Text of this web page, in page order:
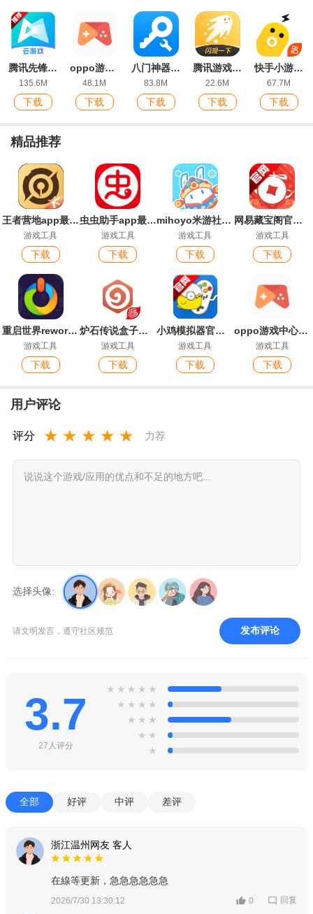
腾讯先锋云游戏app官方版(原腾讯先游)
135.6M
下载
oppo游戏中心客户端
48.1M
下载
八门神器最好用的版本
83.8M
下载
腾讯游戏社区官方版(闪现一下)
22.6M
下载
快手小游戏2026最新版本
67.7M
下载
精品推荐
王者营地app最新版
游戏工具
下载
虫虫助手app最新版
游戏工具
下载
mihoyo米游社手机版
游戏工具
下载
网易藏宝阁官方平台app
游戏工具
下载
重启世界reworld官方版
游戏工具
下载
炉石传说盒子安卓版
游戏工具
下载
小鸡模拟器官方版
游戏工具
下载
oppo游戏中心客户端
游戏工具
下载
用户评论
评分 ★ ★ ★ ★ ★ 力荐
选择头像:
请文明发言，遵守社区规范 发布评论
3.7
27人评分
★ ★ ★ ★ ★
★ ★ ★ ★
★ ★ ★
★ ★
★
全部 好评 中评 差评
浙江温州网友 客人
在線等更新，急急急急急急
2026/7/30 13:30:12 0 回复